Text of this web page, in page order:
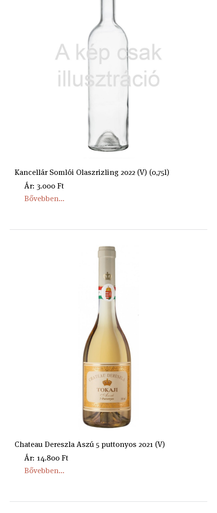
Kancellár Somlói Olaszrizling 2022 (V) (0,75l)
Ár: 3.000 Ft
Bővebben...
Chateau Dereszla Aszú 5 puttonyos 2021 (V)
Ár: 14.800 Ft
Bővebben...